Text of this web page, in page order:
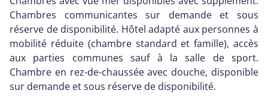
Chambres communicantes sur demande et sous
réserve de disponibilité. Hôtel adapté aux personnes à
mobilité réduite (chambre standard et famille), accès
aux parties communes sauf à la salle de sport.
Chambre en rez-de-chaussée avec douche, disponible
sur demande et sous réserve de disponibilité.